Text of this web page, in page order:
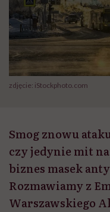
zdjęcie: iStockphoto.com
Smog znowu
czy jedynie mit
biznes masek
Rozmawiamy z
Warszawskiego